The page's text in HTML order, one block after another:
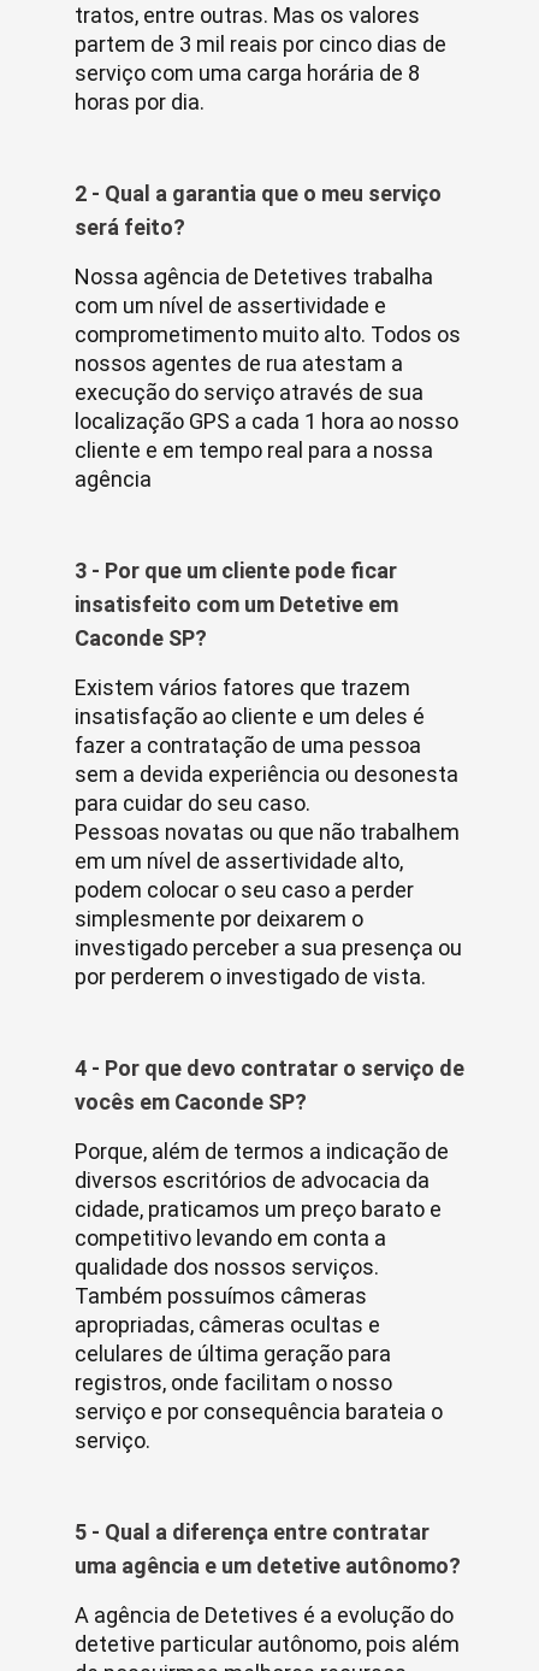
tratos, entre outras. Mas os valores
partem de 3 mil reais por cinco dias de
serviço com uma carga horária de 8
horas por dia.
2 - Qual a garantia que o meu serviço
será feito?
Nossa agência de Detetives trabalha
com um nível de assertividade e
comprometimento muito alto. Todos os
nossos agentes de rua atestam a
execução do serviço através de sua
localização GPS a cada 1 hora ao nosso
cliente e em tempo real para a nossa
agência
3 - Por que um cliente pode ficar
insatisfeito com um Detetive em
Caconde SP?
Existem vários fatores que trazem
insatisfação ao cliente e um deles é
fazer a contratação de uma pessoa
sem a devida experiência ou desonesta
para cuidar do seu caso.
Pessoas novatas ou que não trabalhem
em um nível de assertividade alto,
podem colocar o seu caso a perder
simplesmente por deixarem o
investigado perceber a sua presença ou
por perderem o investigado de vista.
4 - Por que devo contratar o serviço de
vocês em Caconde SP?
Porque, além de termos a indicação de
diversos escritórios de advocacia da
cidade, praticamos um preço barato e
competitivo levando em conta a
qualidade dos nossos serviços.
Também possuímos câmeras
apropriadas, câmeras ocultas e
celulares de última geração para
registros, onde facilitam o nosso
serviço e por consequência barateia o
serviço.
5 - Qual a diferença entre contratar
uma agência e um detetive autônomo?
A agência de Detetives é a evolução do
detetive particular autônomo, pois além